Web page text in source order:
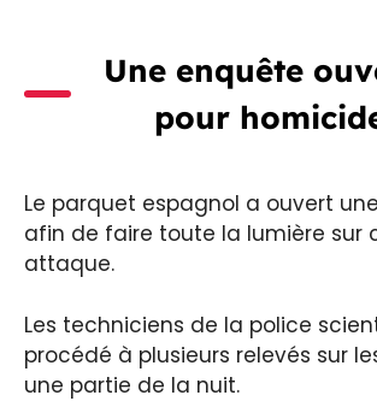
Une enquête
pour
Le parquet espagnol a ouvert
afin de faire toute la lumière sur
attaque.
Les techniciens de la police
procédé à plusieurs relevés sur
une partie de la nuit.